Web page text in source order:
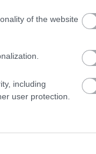
of the website
including
user protection.
Így